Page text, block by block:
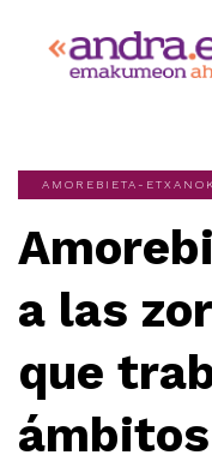
AMOREBIETA-
a las
que